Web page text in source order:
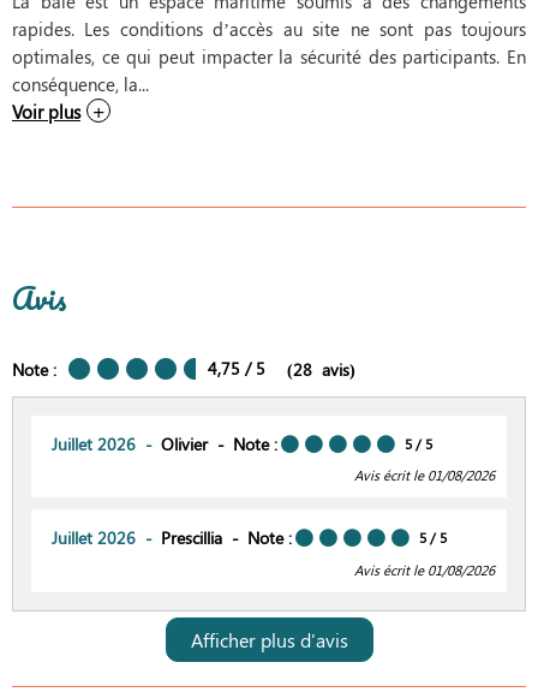
rapides. Les conditions d’accès au site ne sont pas toujours
optimales, ce qui peut impacter la sécurité des participants. En
conséquence, la...
Voir plus
Avis
Note : 4,75 / 5 (28 avis)
Juillet 2026 Olivier Note : 5 / 5
Avis écrit le 01/08/2026
Juillet 2026 Prescillia Note : 5 / 5
Avis écrit le 01/08/2026
Afficher plus d'avis